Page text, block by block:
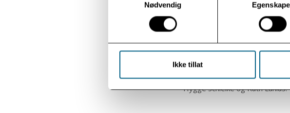
Nødvendig
Ikke tillat
– Programmet er utviklet for
beregnet på dem som
dissosiative lidelser. Det tilbyr
traumer og gir enkeltpersoner
symptomer, emosjonell
Det evidensbaserte,
Hygge Schielke og Ruth Lanius.